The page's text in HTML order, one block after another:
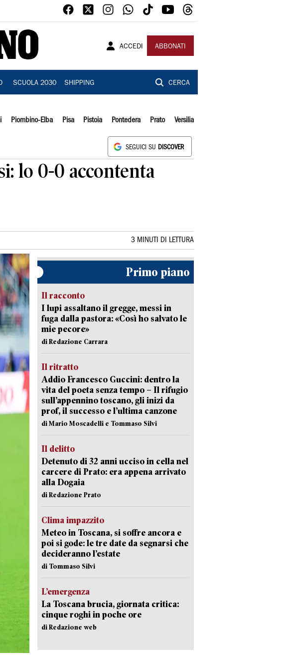
ACCEDI ABBONATI
SCUOLA 2030 SHIPPING CERCA
Piombino-Elba Pisa Pistoia Pontedera Prato Versilia
SEGUICI SU DISCOVER
lo 0-0 accontenta
3 MINUTI DI LETTURA
Primo piano
Il racconto
I lupi assaltano il gregge, messi in
fuga dalla pastora: «Così ho salvato le
mie pecore»
di Redazione Carrara
Il ritratto
Addio Francesco Guccini: dentro la
vita del poeta senza tempo – Il rifugio
sull’appennino toscano, gli inizi da
prof, il successo e l’ultima canzone
di Mario Moscadelli e Tommaso Silvi
Il delitto
Detenuto di 32 anni ucciso in cella nel
carcere di Prato: era appena arrivato
alla Dogaia
di Redazione Prato
Clima impazzito
Meteo in Toscana, si soffre ancora e
poi si gode: le tre date da segnarsi che
decideranno l’estate
di Tommaso Silvi
L’emergenza
La Toscana brucia, giornata critica:
cinque roghi in poche ore
di Redazione web